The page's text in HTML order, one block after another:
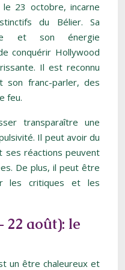
le 23 octobre, incarne
du Bélier. Sa
et son énergie
conquérir Hollywood
Il est reconnu
son franc-parler, des
feu.
transparaître une
Il peut avoir du
ses réactions peuvent
De plus, il peut être
les critiques et les
22 août): le
un être chaleureux et